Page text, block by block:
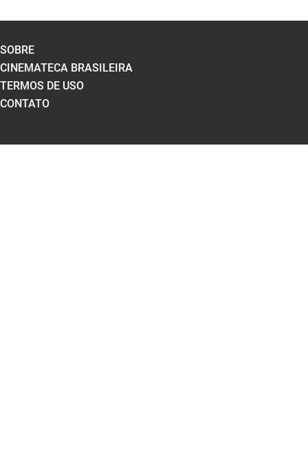
SOBRE
CINEMATECA BRASILEIRA
TERMOS DE USO
CONTATO